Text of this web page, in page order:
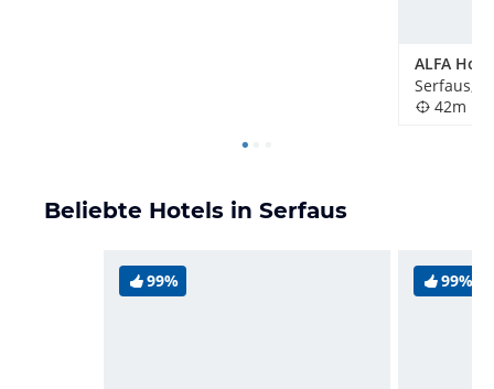
ALFA
Serfaus,
42m
Beliebte Hotels in Serfaus
99% 99%